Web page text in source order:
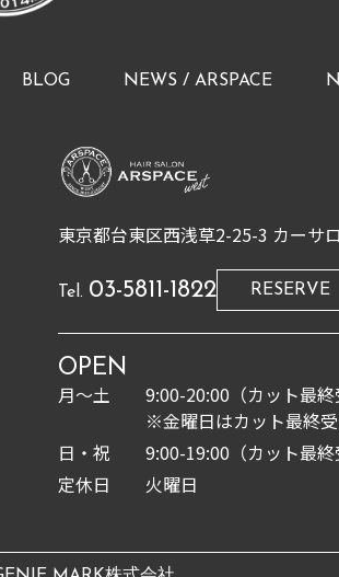
BLOG NEWS / ARSPACE
東京都台東区西浅草2-25-3 カーサ
Tel. 03-5811-1822 RESERVE
OPEN
月〜土
9:00-20:00（カット最終
※金曜日はカット最終
日・祝
9:00-19:00（カット最終
定休日
火曜日